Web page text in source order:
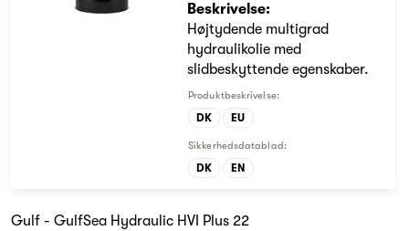
Beskrivelse:
Højtydende multigrad
hydraulikolie med
slidbeskyttende egenskaber.
Produktbeskrivelse:
DK EU
Sikkerhedsdatablad:
DK EN
Gulf - GulfSea Hydraulic HVI Plus 22